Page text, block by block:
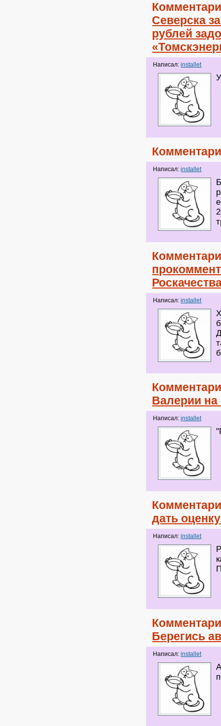
Северска
рублей
Написал:installet
Написал:installet
Написал:installet
Валерии на
Написал:installet
дать
Написал:installet
Берегись
Написал:installet